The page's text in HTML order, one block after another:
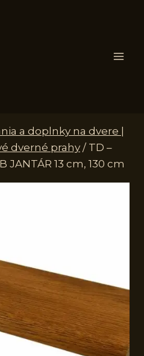
a doplnky na dvere |
dverné prahy / TD –
JANTÁR 13 cm, 130 cm